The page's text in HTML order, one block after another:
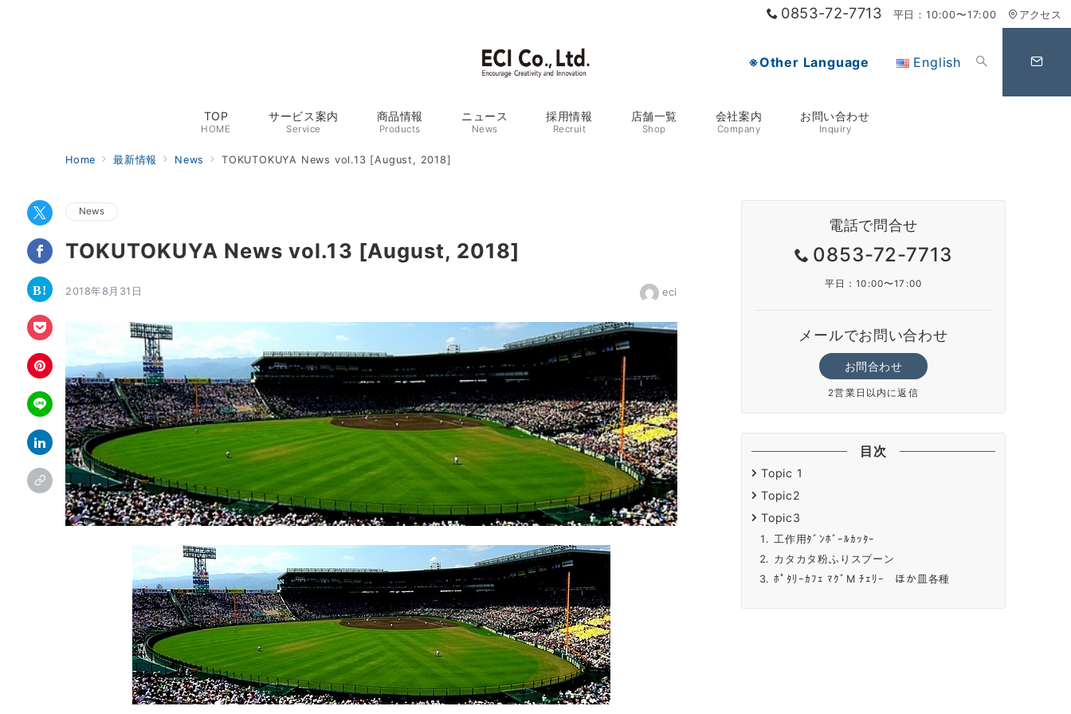
0853-72-7713 平日：10:00〜17:00 アクセス
※Other Language English
TOP
HOME
サービス案内
Service
商品情報
Products
ニュース
News
採用情報
Recruit
店舗一覧
Shop
会社案内
Company
お問い合わせ
Inquiry
Home 最新情報 News TOKUTOKUYA News vol.13 [August, 2018]
News
TOKUTOKUYA News vol.13 [August, 2018]
2018年8月31日 eci
電話で問合せ
0853-72-7713
平日：10:00〜17:00
メールでお問い合わせ
お問合わせ
2営業日以内に返信
目次
Topic 1
Topic2
Topic3
工作用ﾀﾞﾝﾎﾞｰﾙｶｯﾀｰ
カタカタ粉ふりスプーン
ﾎﾟﾀﾘｰｶﾌｪ ﾏｸﾞM ﾁｪﾘｰ ほか皿各種